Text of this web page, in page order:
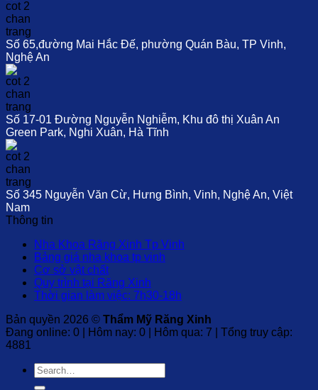
Số 65,đường Mai Hắc Đế, phường Quán Bàu, TP Vinh,
Nghệ An
Số 17-01 Đường Nguyễn Nghiễm, Khu đô thị Xuân An
Green Park, Nghi Xuân, Hà Tĩnh
Số 345 Nguyễn Văn Cừ, Hưng Bình, Vinh, Nghệ An, Việt
Nam
Thông tin
Nha Khoa Răng Xinh Tp Vinh
Bảng giá nha khoa tp vinh
Cơ sở vật chất
Quy trình tại Răng Xinh
Thời gian làm việc: 7h30-18h
Bản quyền 2026 © Thẩm Mỹ Răng Xinh
Đang online: 0 | Hôm nay: 0 | Hôm qua: 7 | Tổng truy cập:
4881